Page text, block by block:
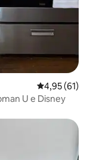
4,95 de uma
4,95 (61)
La Perto de Chapman U e Disney